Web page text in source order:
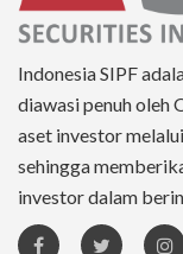
Indonesia SIPF
diawasi penuh oleh
aset investor
sehingga
investor dalam